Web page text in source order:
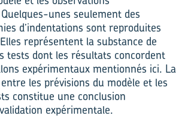
unes seulement des
d’indentations sont reproduites
représentent la substance de
tests dont les résultats concordent
expérimentaux mentionnés ici. La
les prévisions du modèle et les
constitue une conclusion
expérimentale.